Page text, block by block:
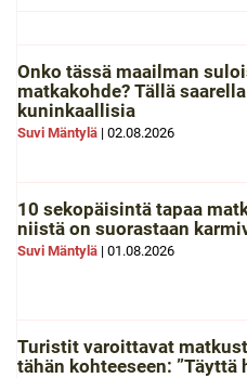
Onko tässä maailman
matkakohde? Tällä
kuninkaallisia
Suvi Mäntylä | 02.08.2026
10 sekopäisintä tapaa
niistä on suorastaan
Suvi Mäntylä | 01.08.2026
Turistit varoittavat
tähän kohteeseen: ”Täyttä